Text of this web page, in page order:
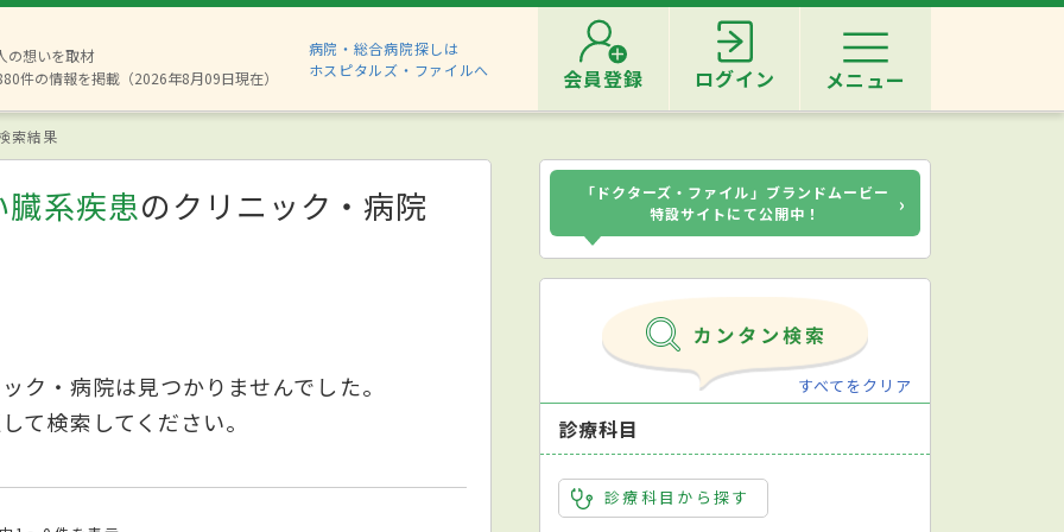
の想いを取材
件の情報を掲載（2026年8月09日現在）
病院・総合病院探しは
ホスピタルズ・ファイルへ
会員登録 ログイン メニュー
索結果
系疾患のクリニック・病院
ク・病院は見つかりませんでした。
て検索してください。
「ドクターズ・ファイル」ブランドムービー
特設サイトにて公開中！
›
すべてをクリア
診療科目
診療科目から探す